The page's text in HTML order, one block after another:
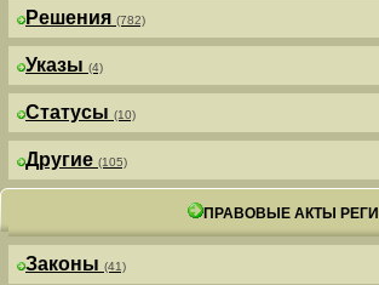
Решения (782)
Указы (4)
Статусы (10)
Другие (105)
ПРАВОВЫЕ АКТЫ
Законы (41)